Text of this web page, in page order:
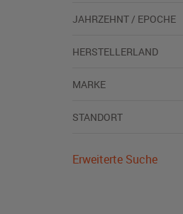
JAHRZEHNT / EPOCHE
HERSTELLERLAND
MARKE
STANDORT
Erweiterte Suche